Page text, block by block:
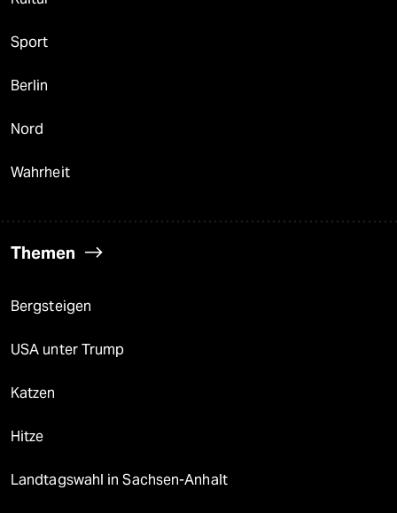
Sport
Berlin
Nord
Wahrheit
Themen
Bergsteigen
USA unter Trump
Katzen
Hitze
Landtagswahl in Sachsen-Anhalt